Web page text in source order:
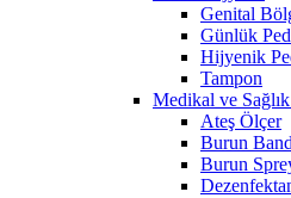
Genital
Günlük Ped
Hijyenik
Tampon
Medikal ve
Ateş Ölçer
Burun
Burun